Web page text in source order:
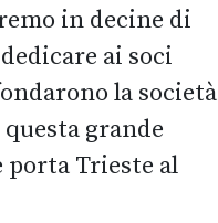
in decine di
ai soci
la società
grande
porta Trieste al